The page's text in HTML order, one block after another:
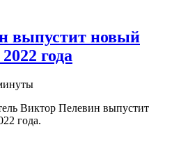
выпустит новый
года
Виктор Пелевин выпустит
года.